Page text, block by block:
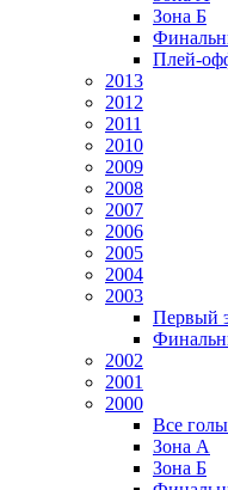
Зона Б
Плей-
2013
2012
2011
2010
2009
2008
2007
2006
2005
2004
2003
Первый
2002
2001
2000
Все
Зона А
Зона Б